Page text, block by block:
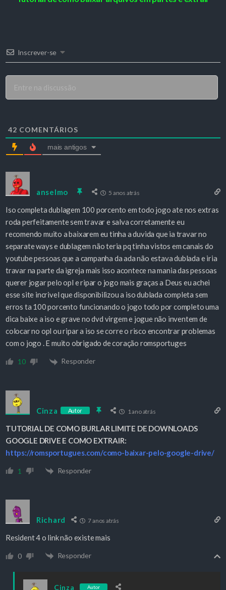
Inscrever-se
42 COMENTÁRIOS
mais antigos
anselmo 5 anos atrás
Iso completa dublagem 100 porcento em todo jogo ate nos extras
roda perfeitamente sem travar e salva corretamente eu
recomendo muito a baixarem eu tinha a duvida que ia travar no
separate ways e dublagem não teria pq tinha vistos em canais do
youtube pessoas que a campanha da ada não estava dublada e iria
travar na parte da igreja mais isso acontece na mania das pessoas
querer jogar pelo opl e ripar o jogo mais graças a Deus eu achei
esse site incrivel que disponibilizou a iso dublada completa sem
erros ta 100 porcento funcionando o jogo todo por completo uma
dica baixe a iso e grave no dvd virgem e jogue não inventem de
colocar no opl ou ripar a iso se corre o risco encontrar problemas
com o jogo . E muito obrigado de coração romsportuges
10 Responder
Cinza Autor 1 ano atrás
TUTORIAL DE COMO BURLAR LIMITE DE DOWNLOADS
GOOGLE DRIVE E COMO EXTRAIR:
https://romsportugues.com/como-baixar-pelo-google-drive/
1 Responder
Richard 7 anos atrás
Resident 4 o link não existe mais
0 Responder
Cinza Autor